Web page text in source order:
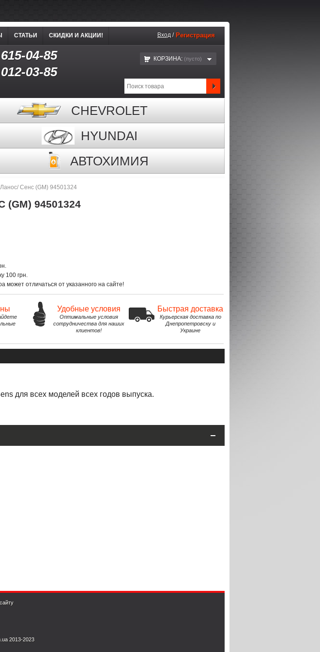
615-04-85
012-03-85
СТАТЬИ СКИДКИ И АКЦИИ! Вход / Регистрация
КОРЗИНА: (пустo)
CHEVROLET
HYUNDAI
АВТОХИМИЯ
Сенс (GM) 94501324
94501324
100 грн.
отличаться от указанного на сайте!
Удобные условия
Оптимальные условия
сотрудничества для наших
клиентов!
Быстрая доставка
Курьерская доставка по
Днепропетровску и
Украине
для всех моделей всех годов выпуска.
2013-2023